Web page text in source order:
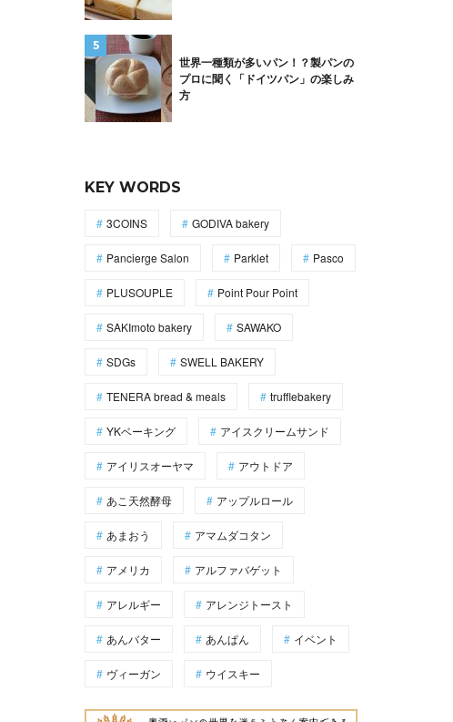
世界一種類が多いパン！？製パンの
プロに聞く「ドイツパン」の楽しみ
方
KEY WORDS
3COINS GODIVA bakery
Pancierge Salon Parklet Pasco
PLUSOUPLE Point Pour Point
SAKImoto bakery SAWAKO
SDGs SWELL BAKERY
TENERA bread & meals trufflebakery
YKベーキング アイスクリームサンド
アイリスオーヤマ アウトドア
あこ天然酵母 アップルロール
あまおう アマムダコタン
アメリカ アルファバゲット
アレルギー アレンジトースト
あんバター あんぱん イベント
ヴィーガン ウイスキー